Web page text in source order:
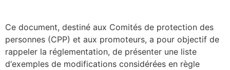
Ce document, destiné aux Comités de protection des
personnes (CPP) et aux promoteurs, a pour objectif de
rappeler la réglementation, de présenter une liste
d‘exemples de modifications considérées en règle